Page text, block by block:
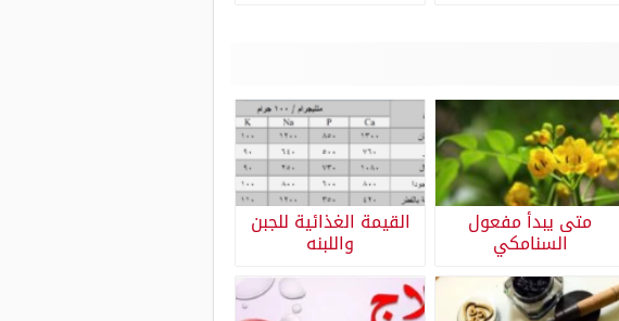
متى يبدأ مفعول
السنامكي
القيمة الغذائية للجبن
واللبنه